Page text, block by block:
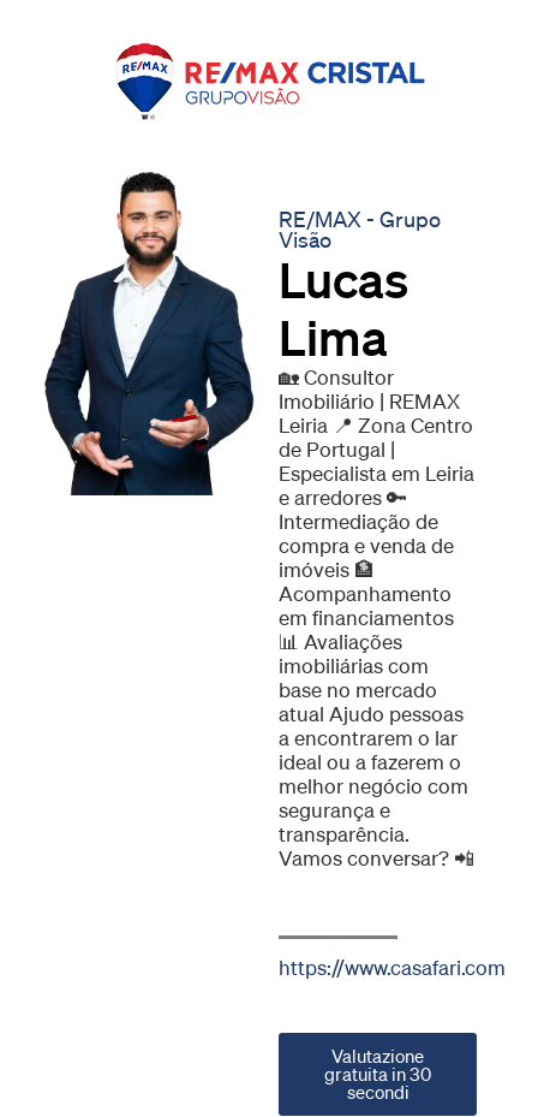
RE/MAX - Grupo
Visão
Lucas
Lima
🏡 Consultor
Imobiliário | REMAX
Leiria 📍 Zona Centro
de Portugal |
Especialista em Leiria
e arredores 🔑
Intermediação de
compra e venda de
imóveis 🏦
Acompanhamento
em financiamentos
📊 Avaliações
imobiliárias com
base no mercado
atual Ajudo pessoas
a encontrarem o lar
ideal ou a fazerem o
melhor negócio com
segurança e
transparência.
Vamos conversar? 📲
https://www.casafari.com
Valutazione
gratuita in 30
secondi